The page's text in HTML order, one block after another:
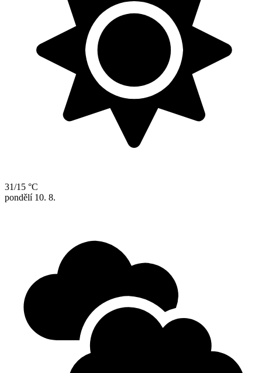
31/15 °C
pondělí 10. 8.